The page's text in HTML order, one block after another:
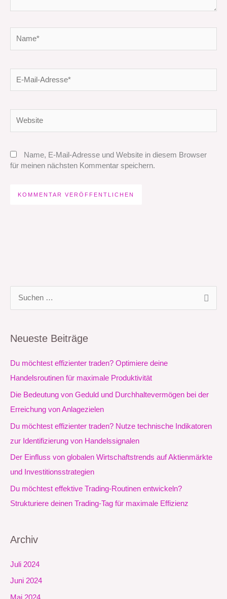
Mail-
Name, E-Mail-Adresse und Website in diesem Browser
für meinen nächsten Kommentar speichern.
h
e
n
Neueste Beiträge
Du möchtest effizienter traden? Optimiere deine
Handelsroutinen für maximale Produktivität
Die Bedeutung von Geduld und Durchhaltevermögen bei der
Erreichung von Anlagezielen
Du möchtest effizienter traden? Nutze technische Indikatoren
zur Identifizierung von Handelssignalen
Der Einfluss von globalen Wirtschaftstrends auf Aktienmärkte
und Investitionsstrategien
Du möchtest effektive Trading-Routinen entwickeln?
Strukturiere deinen Trading-Tag für maximale Effizienz
Archiv
Juli 2024
Juni 2024